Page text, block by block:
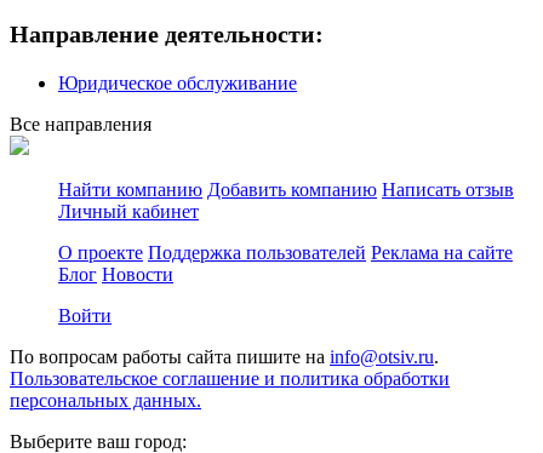
Направление деятельности:
Юридическое обслуживание
Все направления
Найти компанию Добавить компанию Написать отзыв
Личный кабинет
О проекте Поддержка пользователей Реклама на сайте
Блог Новости
Войти
По вопросам работы сайта пишите на info@otsiv.ru.
Пользовательское соглашение и политика обработки
персональных данных.
Выберите ваш город: